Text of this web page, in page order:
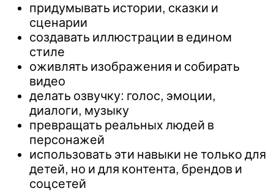
придумывать истории, сказки и
сценарии
создавать иллюстрации в едином
стиле
оживлять изображения и собирать
видео
делать озвучку: голос, эмоции,
диалоги, музыку
превращать реальных людей в
персонажей
использовать эти навыки не только для
детей, но и для контента, брендов и
соцсетей